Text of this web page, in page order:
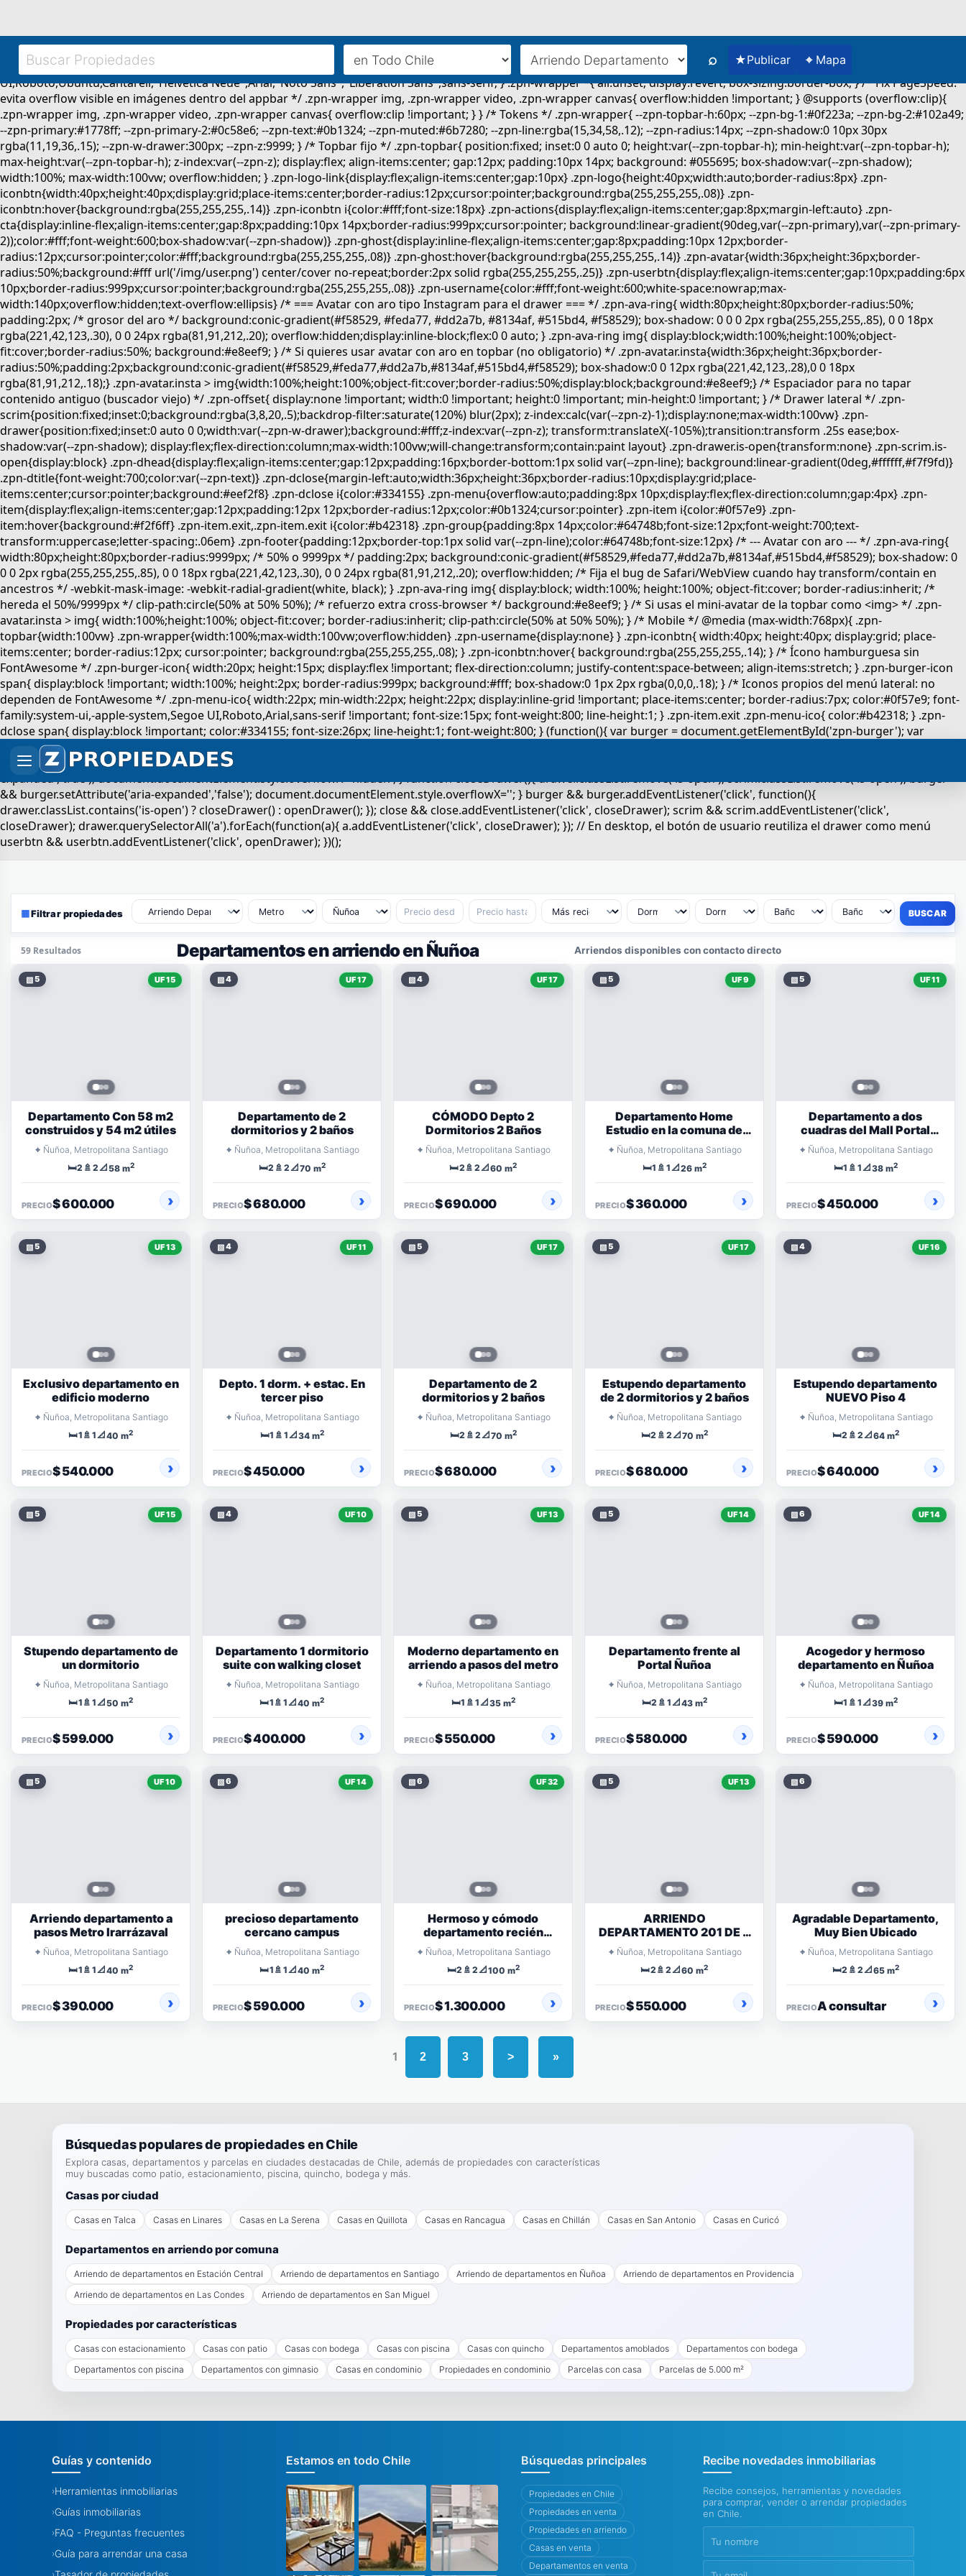
⌕ ★Publicar ⌖ Mapa
▦Filtrar propiedades
59 Resultados Departamentos en arriendo en Ñuñoa Arriendos disponibles con contacto directo
▧5 UF 15
Departamento Con 58 m2
construidos y 54 m2 útiles
⌖ Ñuñoa, Metropolitana Santiago
🛏️2 🚿 2📐58 m2
PRECIO$ 600.000
▧4 UF 17
Departamento de 2
dormitorios y 2 baños
⌖ Ñuñoa, Metropolitana Santiago
🛏️2 🚿 2📐70 m2
PRECIO$ 680.000
▧4 UF 17
CÓMODO Depto 2
Dormitorios 2 Baños
⌖ Ñuñoa, Metropolitana Santiago
🛏️2 🚿 2📐60 m2
PRECIO$ 690.000
▧5 UF 9
Departamento Home
Estudio en la comuna de
Ñuñoa
⌖ Ñuñoa, Metropolitana Santiago
🛏️1 🚿 1📐26 m2
PRECIO$ 360.000
▧5 UF 11
Departamento a dos
cuadras del Mall Portal
Ñuñoa
⌖ Ñuñoa, Metropolitana Santiago
🛏️1 🚿 1📐38 m2
PRECIO$ 450.000
▧5 UF 13
Exclusivo departamento en
edificio moderno
⌖ Ñuñoa, Metropolitana Santiago
🛏️1 🚿 1📐40 m2
PRECIO$ 540.000
▧4 UF 11
Depto. 1 dorm. + estac. En
tercer piso
⌖ Ñuñoa, Metropolitana Santiago
🛏️1 🚿 1📐34 m2
PRECIO$ 450.000
▧5 UF 17
Departamento de 2
dormitorios y 2 baños
⌖ Ñuñoa, Metropolitana Santiago
🛏️2 🚿 2📐70 m2
PRECIO$ 680.000
▧5 UF 17
Estupendo departamento
de 2 dormitorios y 2 baños
⌖ Ñuñoa, Metropolitana Santiago
🛏️2 🚿 2📐70 m2
PRECIO$ 680.000
▧4 UF 16
Estupendo departamento
NUEVO Piso 4
⌖ Ñuñoa, Metropolitana Santiago
🛏️2 🚿 2📐64 m2
PRECIO$ 640.000
▧5 UF 15
Stupendo departamento de
un dormitorio
⌖ Ñuñoa, Metropolitana Santiago
🛏️1 🚿 1📐50 m2
PRECIO$ 599.000
▧4 UF 10
Departamento 1 dormitorio
suite con walking closet
⌖ Ñuñoa, Metropolitana Santiago
🛏️1 🚿 1📐40 m2
PRECIO$ 400.000
▧5 UF 13
Moderno departamento en
arriendo a pasos del metro
⌖ Ñuñoa, Metropolitana Santiago
🛏️1 🚿 1📐35 m2
PRECIO$ 550.000
▧5 UF 14
Departamento frente al
Portal Ñuñoa
⌖ Ñuñoa, Metropolitana Santiago
🛏️2 🚿 1📐43 m2
PRECIO$ 580.000
▧6 UF 14
Acogedor y hermoso
departamento en Ñuñoa
⌖ Ñuñoa, Metropolitana Santiago
🛏️1 🚿 1📐39 m2
PRECIO$ 590.000
▧5 UF 10
Arriendo departamento a
pasos Metro Irarrázaval
⌖ Ñuñoa, Metropolitana Santiago
🛏️1 🚿 1📐40 m2
PRECIO$ 390.000
▧6 UF 14
precioso departamento
cercano campus
⌖ Ñuñoa, Metropolitana Santiago
🛏️1 🚿 1📐40 m2
PRECIO$ 590.000
▧6 UF 32
Hermoso y cómodo
departamento recién
remodelado
⌖ Ñuñoa, Metropolitana Santiago
🛏️2 🚿 2📐100 m2
PRECIO$ 1.300.000
▧5 UF 13
ARRIENDO
DEPARTAMENTO 201 DE 2
DORMITORIOS
⌖ Ñuñoa, Metropolitana Santiago
🛏️2 🚿 2📐60 m2
PRECIO$ 550.000
▧6
Agradable Departamento,
Muy Bien Ubicado
⌖ Ñuñoa, Metropolitana Santiago
🛏️2 🚿 2📐65 m2
PRECIOA consultar
1 2 3 > »
Búsquedas populares de propiedades en Chile
Explora casas, departamentos y parcelas en ciudades destacadas de Chile, además de propiedades con características
muy buscadas como patio, estacionamiento, piscina, quincho, bodega y más.
Casas por ciudad
Casas en Talca Casas en Linares Casas en La Serena Casas en Quillota Casas en Rancagua Casas en Chillán Casas en San Antonio Casas en Curicó
Departamentos en arriendo por comuna
Arriendo de departamentos en Estación Central Arriendo de departamentos en Santiago Arriendo de departamentos en Ñuñoa
Arriendo de departamentos en Providencia
Arriendo de departamentos en Las Condes
Arriendo de departamentos en San Miguel
Propiedades por características
Casas con estacionamiento Casas con patio Casas con bodega Casas con piscina Casas con quincho Departamentos amoblados
Departamentos con bodega
Departamentos con piscina
Departamentos con gimnasio Casas en condominio Propiedades en condominio Parcelas con casa Parcelas de 5.000 m²
Guías y contenido
›Herramientas inmobiliarias
›Guías inmobiliarias
›FAQ - Preguntas frecuentes
›Guía para arrendar una casa
Estamos en todo Chile Búsquedas principales
Propiedades en Chile
Propiedades en venta
Propiedades en arriendo
Casas en venta
Departamentos en venta
Recibe novedades inmobiliarias
Recibe consejos, herramientas y novedades
para comprar, vender o arrendar propiedades
en Chile.